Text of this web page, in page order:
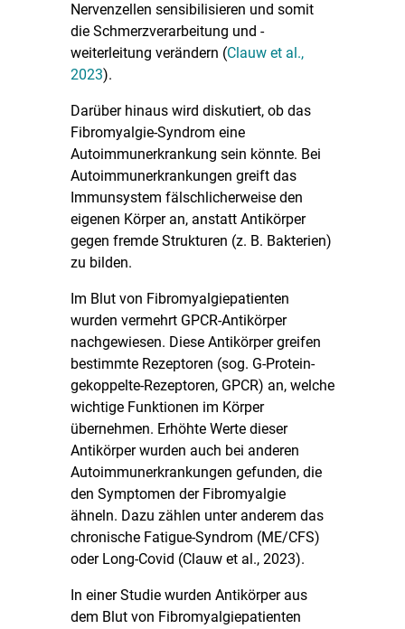
Nervenzellen sensibilisieren und somit
die Schmerzverarbeitung und -
weiterleitung verändern (Clauw et al.,
2023).
Darüber hinaus wird diskutiert, ob das
Fibromyalgie-Syndrom eine
Autoimmunerkrankung sein könnte. Bei
Autoimmunerkrankungen greift das
Immunsystem fälschlicherweise den
eigenen Körper an, anstatt Antikörper
gegen fremde Strukturen (z. B. Bakterien)
zu bilden.
Im Blut von Fibromyalgiepatienten
wurden vermehrt GPCR-Antikörper
nachgewiesen. Diese Antikörper greifen
bestimmte Rezeptoren (sog. G-Protein-
gekoppelte-Rezeptoren, GPCR) an, welche
wichtige Funktionen im Körper
übernehmen. Erhöhte Werte dieser
Antikörper wurden auch bei anderen
Autoimmunerkrankungen gefunden, die
den Symptomen der Fibromyalgie
ähneln. Dazu zählen unter anderem das
chronische Fatigue-Syndrom (ME/CFS)
oder Long-Covid (Clauw et al., 2023).
In einer Studie wurden Antikörper aus
dem Blut von Fibromyalgiepatienten